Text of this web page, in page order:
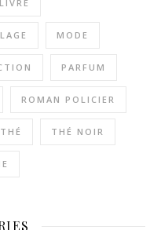
LIVRE
MODE
PARFUM
ROMAN POLICIER
THÉ THÉ NOIR